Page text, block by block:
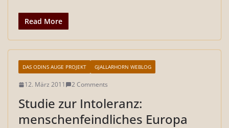
Read More
DAS ODINS AUGE PROJEKT GJALLARHORN WEBLOG
12. März 2011 2 Comments
Studie zur Intoleranz:
menschenfeindliches Europa